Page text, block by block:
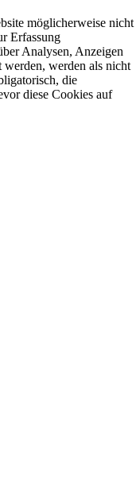
möglicherweise nicht
Erfassung
Analysen, Anzeigen
werden, werden als nicht
die
diese Cookies auf